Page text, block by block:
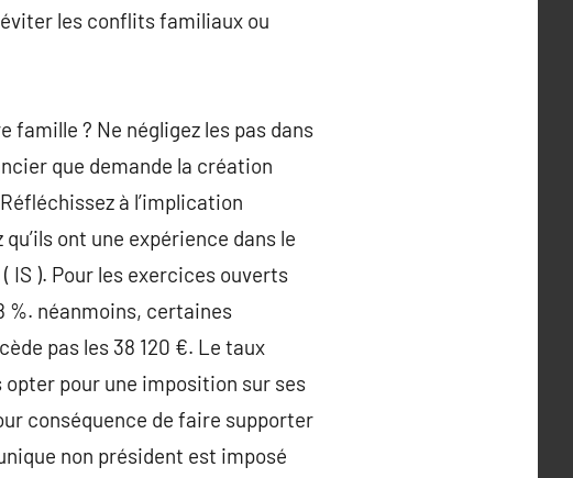
les conflits familiaux ou
famille ? Ne négligez les pas dans
que demande la création
à l’implication
ont une expérience dans le
IS ). Pour les exercices ouverts
%. néanmoins, certaines
pas les 38 120 €. Le taux
opter pour une imposition sur ses
conséquence de faire supporter
non président est imposé